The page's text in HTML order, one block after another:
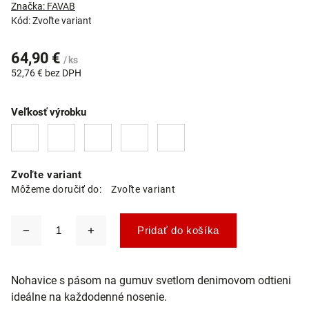
Kód:Zvoľte variant
Značka: FAVAB
64,90 € / ks
52,76 € bez DPH
Zvoľte variant
Môžeme doručiť do: Zvoľte variant
Veľkosť výrobku
Pridať do košíka
Nohavice s pásom na gumuv svetlom denimovom odtieni
ideálne na každodenné nosenie.